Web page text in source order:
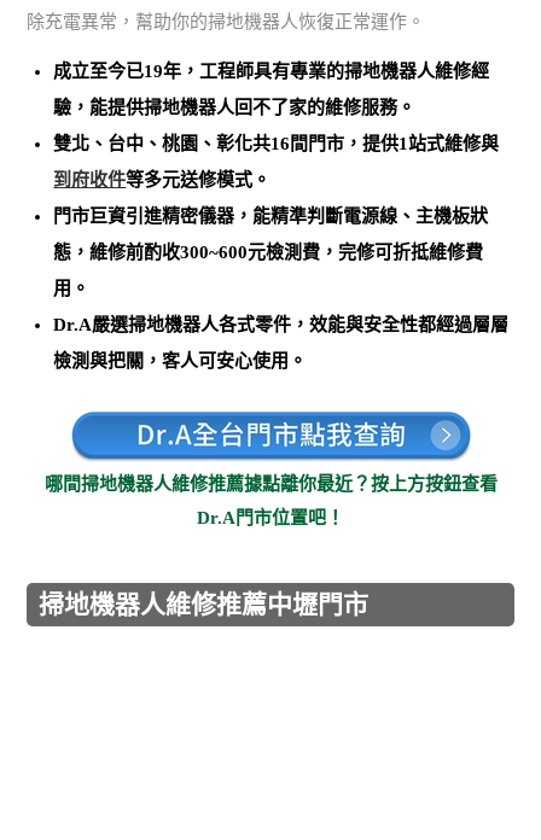
除充電異常，幫助你的掃地機器人恢復正常運作。
成立至今已19年，工程師具有專業的掃地機器人維修經
驗，能提供掃地機器人回不了家的維修服務。
雙北、台中、桃園、彰化共16間門市，提供1站式維修與
到府收件等多元送修模式。
門市巨資引進精密儀器，能精準判斷電源線、主機板狀
態，維修前酌收300~600元檢測費，完修可折抵維修費
用 。
Dr.A嚴選掃地機器人各式零件，效能與安全性都經過層層
檢測與把關，客人可安心使用。
哪間掃地機器人維修推薦據點離你最近？按上方按鈕查看
Dr.A門市位置吧！
掃地機器人維修推薦中壢門市